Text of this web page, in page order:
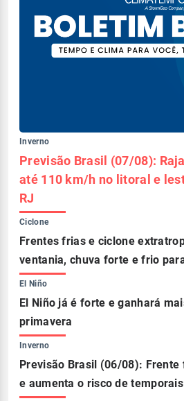
Inverno
Previsão Brasil (07/08):
até 110 km/h no litoral e
RJ
Ciclone
Frentes frias e ciclone
ventania, chuva forte e frio
El Niño
El Niño já é forte e ganhará
primavera
Inverno
Previsão Brasil (06/08): Frente
e aumenta o risco de